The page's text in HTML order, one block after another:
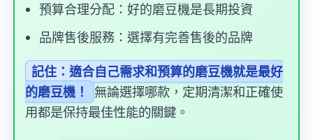
預算合理分配：好的磨豆機是長期投資
品牌售後服務：選擇有完善售後的品牌
記住：適合自己需求和預算的磨豆機就是最好
的磨豆機！
無論選擇哪款，定期清潔和正確使
用都是保持最佳性能的關鍵。